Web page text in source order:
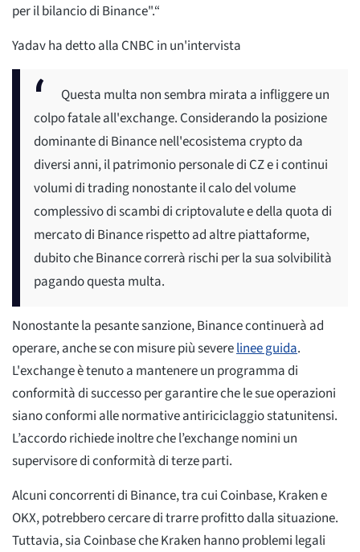
per il bilancio di Binance".“
Yadav ha detto alla CNBC in un'intervista
Questa multa non sembra mirata a infliggere un
colpo fatale all'exchange. Considerando la posizione
dominante di Binance nell'ecosistema crypto da
diversi anni, il patrimonio personale di CZ e i continui
volumi di trading nonostante il calo del volume
complessivo di scambi di criptovalute e della quota di
mercato di Binance rispetto ad altre piattaforme,
dubito che Binance correrà rischi per la sua solvibilità
pagando questa multa.
Nonostante la pesante sanzione, Binance continuerà ad
operare, anche se con misure più severelinee guida.
L'exchange è tenuto a mantenere un programma di
conformità di successo per garantire che le sue operazioni
siano conformi alle normative antiriciclaggio statunitensi.
L’accordo richiede inoltre che l’exchange nomini un
supervisore di conformità di terze parti.
Alcuni concorrenti di Binance, tra cui Coinbase, Kraken e
OKX, potrebbero cercare di trarre profitto dalla situazione.
Tuttavia, sia Coinbase che Kraken hanno problemi legali